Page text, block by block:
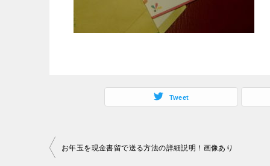
Tweet
投
お年玉を現金書留で送る方法の詳細説明！画像あり